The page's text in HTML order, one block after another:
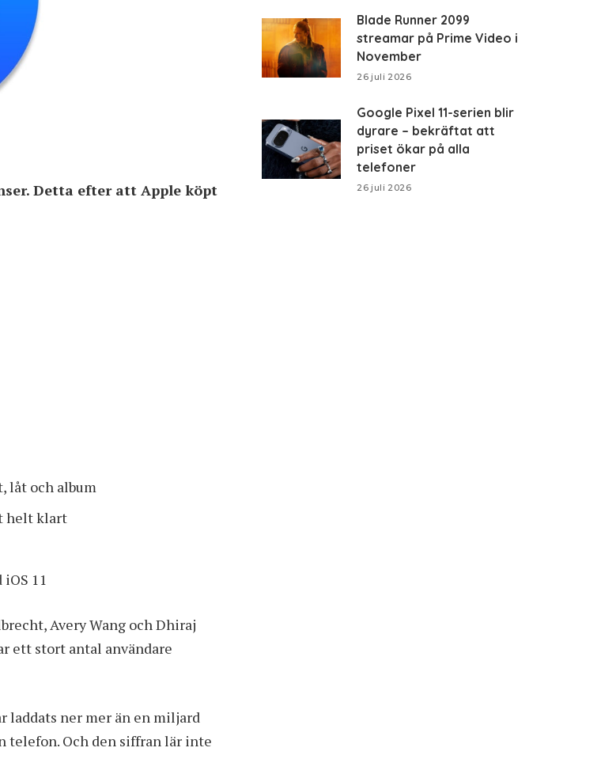
Detta efter att Apple köpt
låt och album
helt klart
11
Avery Wang och Dhiraj
ett stort antal användare
laddats ner mer än en miljard
telefon. Och den siffran lär inte
Blade Runner 2099
streamar på Prime Video i
November
26 juli 2026
Google Pixel 11-serien blir
dyrare – bekräftat att
priset ökar på alla
telefoner
26 juli 2026